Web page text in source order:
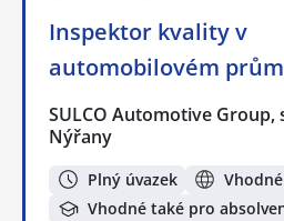
Inspektor kvality v
automobilovém
SULCO Automotive Group,
Nýřany
Plný úvazek
Vhodné také pro